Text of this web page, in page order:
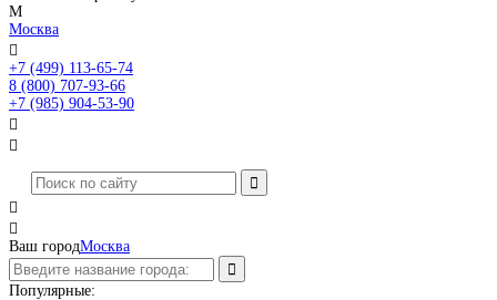
М
Москва

+7 (499) 113-65-74
8 (800) 707-93-66
+7 (985) 904-53-90




Ваш городМосква
Популярные: